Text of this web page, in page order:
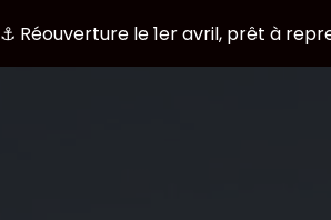
⚓ Réouverture le 1er avril, prêt à